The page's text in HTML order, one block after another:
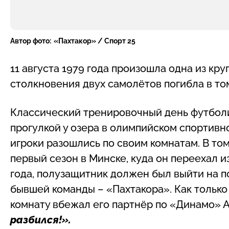
Автор фото: «Пахтакор» / Спорт 25
11 августа 1979 года произошла одна из
столкновения двух самолётов погибла в
Классический тренировочный день
прогулкой у озера в олимпийском
игроки разошлись по своим комнатам. В
первый сезон в Минске, куда он переехал
года, полузащитник должен был выйти на
бывшей команды – «Пахтакора». Как
комнату вбежал его партнёр по «Динамо»
разбился!».